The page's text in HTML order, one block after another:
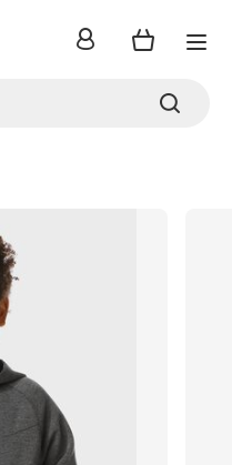
inloggen